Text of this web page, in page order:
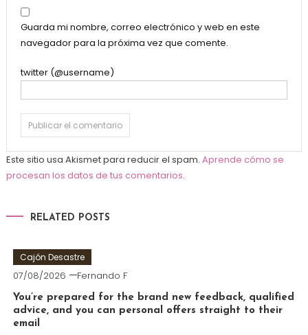
Guarda mi nombre, correo electrónico y web en este
navegador para la próxima vez que comente.
twitter (@username)
Este sitio usa Akismet para reducir el spam. Aprende cómo se
procesan los datos de tus comentarios.
RELATED POSTS
Cajón Desastre
07/08/2026 Fernando F
You’re prepared for the brand new feedback, qualified
advice, and you can personal offers straight to their
email